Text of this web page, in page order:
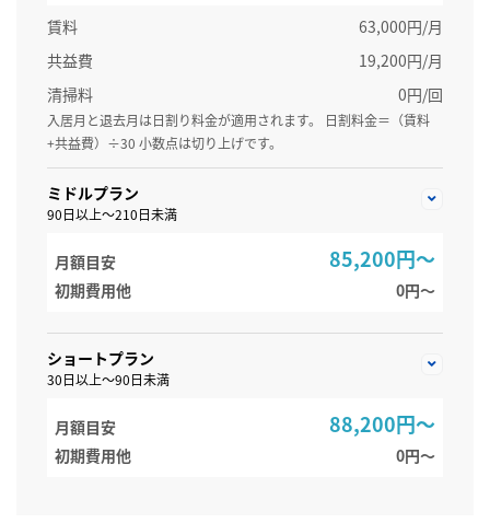
賃料
63,000円/月
共益費
19,200円/月
清掃料
0円/回
入居月と退去月は日割り料金が適用されます。 日割料金＝（賃料
+共益費）÷30 小数点は切り上げです。
ミドルプラン
90日以上～210日未満
月額目安 85,200円～
初期費用他 0円〜
ショートプラン
30日以上～90日未満
月額目安 88,200円～
初期費用他 0円〜